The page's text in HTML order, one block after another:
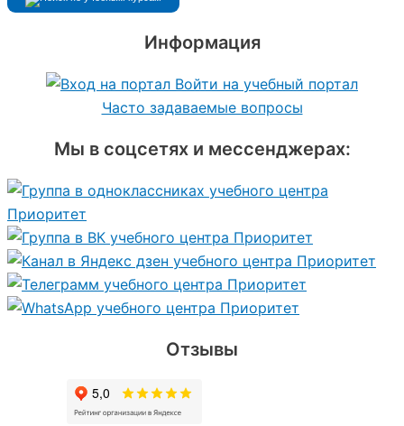
Информация
Войти на учебный портал
Часто задаваемые вопросы
Мы в соцсетях и мессенджерах:
Отзывы